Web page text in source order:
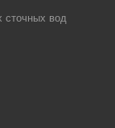
сточных вод